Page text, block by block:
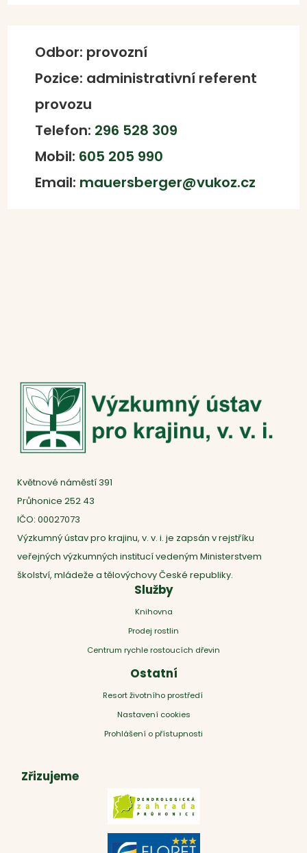
Odbor: provozní
Pozice: administrativní referent
provozu
Telefon: 296 528 309
Mobil: 605 205 990
Email: mauersberger@vukoz.cz
Květnové náměstí 391
Průhonice 252 43
IČO: 00027073
Výzkumný ústav pro krajinu, v. v. i. je zapsán v rejstříku
veřejných výzkumných institucí vedeným Ministerstvem
školství, mládeže a tělovýchovy České republiky.
Služby
Knihovna
Prodej rostlin
Centrum rychle rostoucích dřevin
Ostatní
Resort životního prostředí
Nastavení cookies
Prohlášení o přístupnosti
Zřizujeme